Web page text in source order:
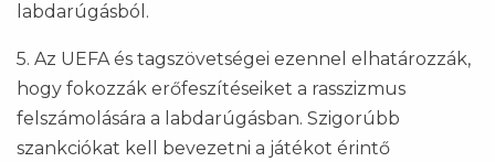
labdarúgásból.
5. Az UEFA és tagszövetségei ezennel elhatározzák,
hogy fokozzák erőfeszítéseiket a rasszizmus
felszámolására a labdarúgásban. Szigorúbb
szankciókat kell bevezetni a játékot érintő